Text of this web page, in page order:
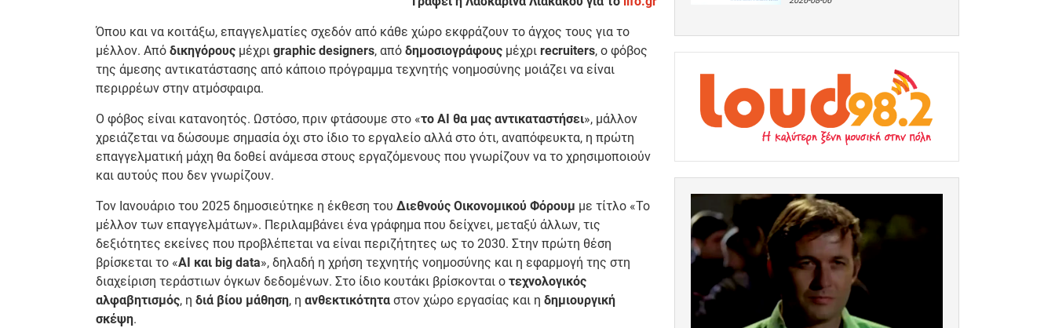
Όπου και να κοιτάξω, επαγγελματίες σχεδόν από κάθε χώρο εκφράζουν το άγχος τους για το
μέλλον. Από δικηγόρους μέχρι graphic designers, από δημοσιογράφους μέχρι recruiters, ο φόβος
της άμεσης αντικατάστασης από κάποιο πρόγραμμα τεχνητής νοημοσύνης μοιάζει να είναι
περιρρέων στην ατμόσφαιρα.
Ο φόβος είναι κατανοητός. Ωστόσο, πριν φτάσουμε στο «το ΑI θα μας αντικαταστήσει», μάλλον
χρειάζεται να δώσουμε σημασία όχι στο ίδιο το εργαλείο αλλά στο ότι, αναπόφευκτα, η πρώτη
επαγγελματική μάχη θα δοθεί ανάμεσα στους εργαζόμενους που γνωρίζουν να το χρησιμοποιούν
και αυτούς που δεν γνωρίζουν.
Τον Ιανουάριο του 2025 δημοσιεύτηκε η έκθεση του Διεθνούς Οικονομικού Φόρουμ με τίτλο «Το
μέλλον των επαγγελμάτων». Περιλαμβάνει ένα γράφημα που δείχνει, μεταξύ άλλων, τις
δεξιότητες εκείνες που προβλέπεται να είναι περιζήτητες ως το 2030. Στην πρώτη θέση
βρίσκεται το «AI και big data», δηλαδή η χρήση τεχνητής νοημοσύνης και η εφαρμογή της στη
διαχείριση τεράστιων όγκων δεδομένων. Στο ίδιο κουτάκι βρίσκονται ο τεχνολογικός
αλφαβητισμός, η διά βίου μάθηση, η ανθεκτικότητα στοv χώρο εργασίας και η δημιουργική
σκέψη.